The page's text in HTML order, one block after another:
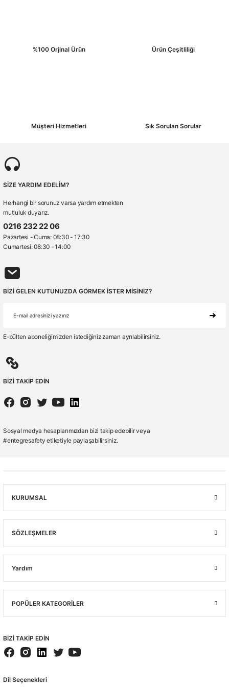
%100 Orjinal Ürün Ürün Çeşitliliği
Müşteri Hizmetleri Sık Sorulan Sorular
SİZE YARDIM EDELİM?
Herhangi bir sorunuz varsa yardım etmekten
mutluluk duyarız.
0216 232 22 06
Pazartesi - Cuma: 08:30 - 17:30
Cumartesi: 08:30 - 14:00
BİZİ GELEN KUTUNUZDA GÖRMEK İSTER MİSİNİZ?
E-bülten aboneliğimizden istediğiniz zaman ayrılabilirsiniz.
BİZİ TAKİP EDİN
Sosyal medya hesaplarımızdan bizi takip edebilir veya
#entegresafety etiketiyle paylaşabilirsiniz.
KURUMSAL
SÖZLEŞMELER
Yardım
POPÜLER KATEGORİLER
BİZİ TAKİP EDİN
Dil Seçenekleri